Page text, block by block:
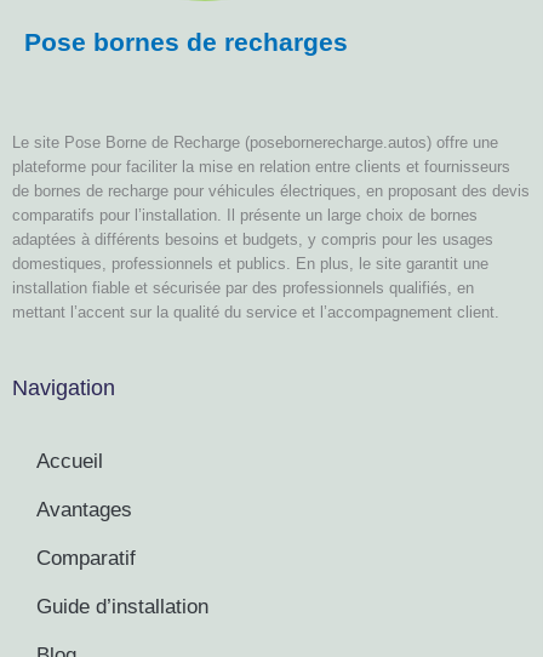
Pose bornes de recharges
Le site Pose Borne de Recharge (posebornerecharge.autos) offre une
plateforme pour faciliter la mise en relation entre clients et fournisseurs
de bornes de recharge pour véhicules électriques, en proposant des devis
comparatifs pour l’installation. Il présente un large choix de bornes
adaptées à différents besoins et budgets, y compris pour les usages
domestiques, professionnels et publics. En plus, le site garantit une
installation fiable et sécurisée par des professionnels qualifiés, en
mettant l’accent sur la qualité du service et l’accompagnement client.
Navigation
Accueil
Avantages
Comparatif
Guide d’installation